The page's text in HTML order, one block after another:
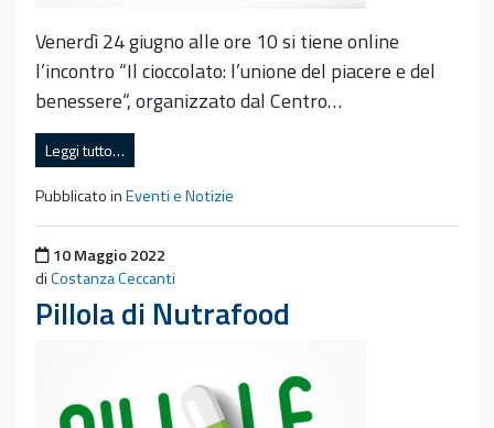
Venerdì 24 giugno alle ore 10 si tiene online
l’incontro “Il cioccolato: l’unione del piacere e del
benessere“, organizzato dal Centro…
Leggi tutto…
Pubblicato inEventi e Notizie
Pubblicato il
10 Maggio 2022
diCostanza Ceccanti
Pillola di Nutrafood